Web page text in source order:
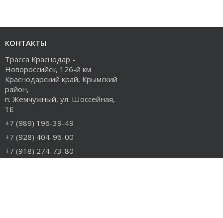
КОНТАКТЫ
Трасса Краснодар -
Новороссийск, 126-й км
Краснодарский край, Крымский
район,
п. Жемчужный, ул. Шоссейная,
1Е
+7 (989) 196-39-49
+7 (928) 404-96-00
+7 (918) 274-73-80